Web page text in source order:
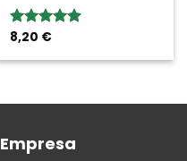
Valoración:
5
8,20 €
Empresa